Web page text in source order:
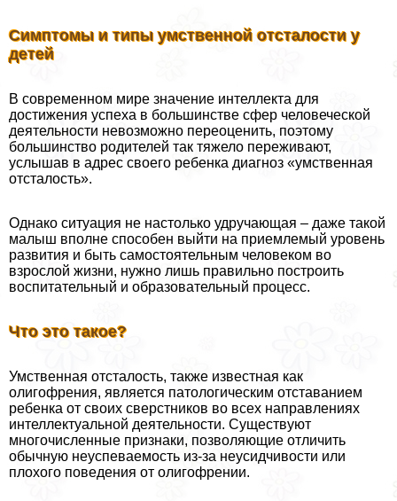
Симптомы и типы умственной отсталости у
детей
В современном мире значение интеллекта для
достижения успеха в большинстве сфер человеческой
деятельности невозможно переоценить, поэтому
большинство родителей так тяжело переживают,
услышав в адрес своего ребенка диагноз «умственная
отсталость».
Однако ситуация не настолько удручающая – даже такой
малыш вполне способен выйти на приемлемый уровень
развития и быть самостоятельным человеком во
взрослой жизни, нужно лишь правильно построить
воспитательный и образовательный процесс.
Что это такое?
Умственная отсталость, также известная как
олигофрения, является патологическим отставанием
ребенка от своих сверстников во всех направлениях
интеллектуальной деятельности. Существуют
многочисленные признаки, позволяющие отличить
обычную неуспеваемость из-за неусидчивости или
плохого поведения от олигофрении.